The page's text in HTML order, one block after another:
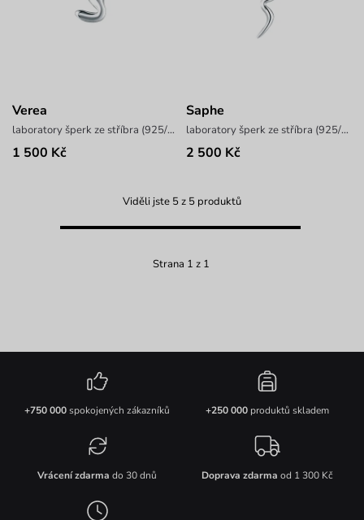
Verea
laboratory šperk ze stříbra (925/1000), váha 2,1 g
1 500 Kč
Saphe
laboratory šperk ze stříbra (925/1000), váha 1 g
2 500 Kč
Viděli jste 5 z 5 produktů
Strana 1 z 1
+750 000spokojených zákazníků +250 000produktů skladem
Vrácení zdarma do 30 dnů Doprava zdarma od 1 300 Kč